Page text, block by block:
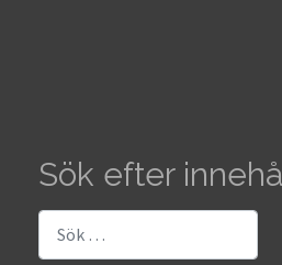
Sök efter
Sök